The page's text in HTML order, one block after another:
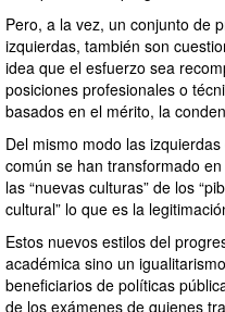
Pero, a la vez, un conjunto de
izquierdas, también son
idea que el esfuerzo sea
posiciones profesionales o
basados en el mérito, la
Del mismo modo las
común se han transformado
las “nuevas culturas” de los
cultural” lo que es la
Estos nuevos estilos del
académica sino un
beneficiarios de políticas
de los exámenes de quienes